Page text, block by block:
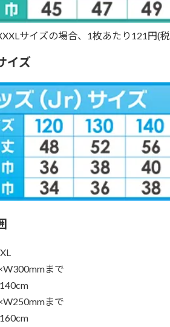
サイズの場合、1枚あたり121円(
イズ
まで
まで